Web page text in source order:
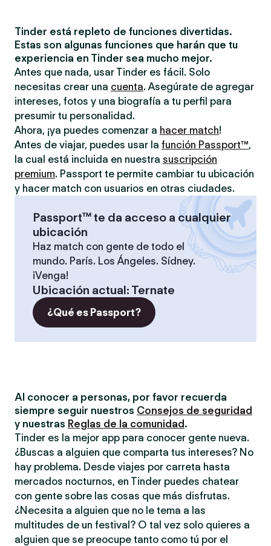
Tinder está repleto de funciones divertidas.
Estas son algunas funciones que harán que tu
experiencia en Tinder sea mucho mejor.
Antes que nada, usar Tinder es fácil. Solo
necesitas crear una cuenta. Asegúrate de agregar
intereses, fotos y una biografía a tu perfil para
presumir tu personalidad.
Ahora, ¡ya puedes comenzar a hacer match!
Antes de viajar, puedes usar la función Passport™,
la cual está incluida en nuestra suscripción
premium. Passport te permite cambiar tu ubicación
y hacer match con usuarios en otras ciudades.
Passport™ te da acceso a cualquier
ubicación
Haz match con gente de todo el
mundo. París. Los Ángeles. Sídney.
¡Venga!
Ubicación actual: Ternate
¿Qué es Passport?
Al conocer a personas, por favor recuerda
siempre seguir nuestros Consejos de seguridad
y nuestras Reglas de la comunidad .
Tinder es la mejor app para conocer gente nueva.
¿Buscas a alguien que comparta tus intereses? No
hay problema. Desde viajes por carreta hasta
mercados nocturnos, en Tinder puedes chatear
con gente sobre las cosas que más disfrutas.
¿Necesita a alguien que no le tema a las
multitudes de un festival? O tal vez solo quieres a
alguien que se preocupe tanto como tú por el